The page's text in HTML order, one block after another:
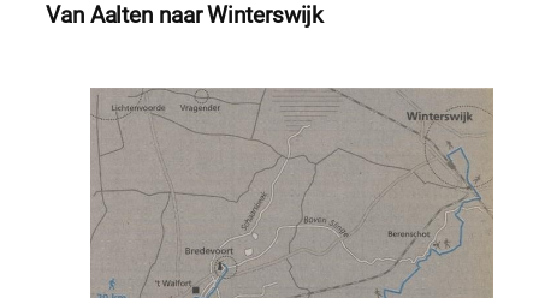
Van Aalten naar Winterswijk